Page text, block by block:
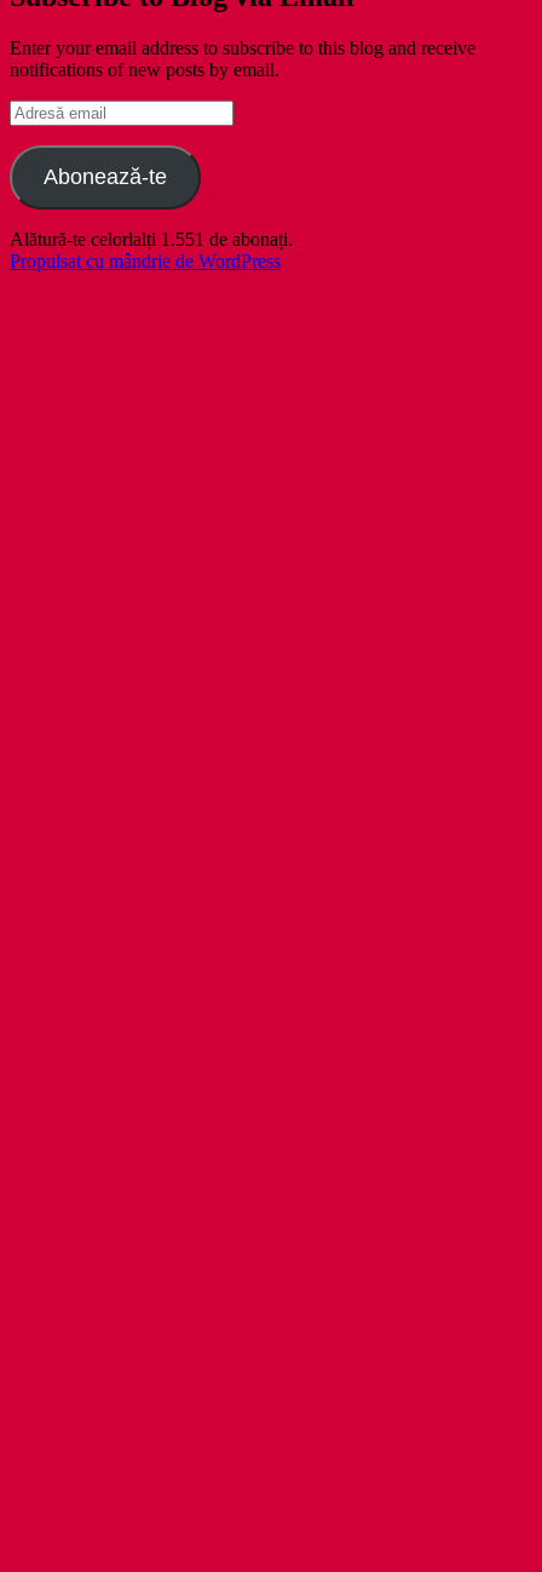
Enter your email address to subscribe to this blog and receive
notifications of new posts by email.
Adresă
email
Abonează-te
Alătură-te celorlalți 1.551 de abonați.
Propulsat cu mândrie de WordPress